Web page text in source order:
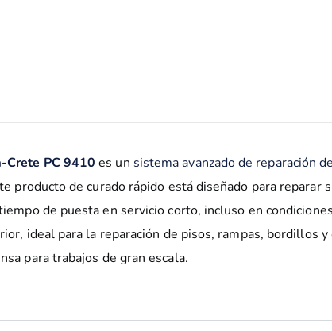
Crete PC 9410 es un sistema avanzado de reparación
producto de curado rápido está diseñado para
de puesta en servicio corto, incluso en
ideal para la reparación de pisos, rampas, bordillos
para trabajos de gran escala.